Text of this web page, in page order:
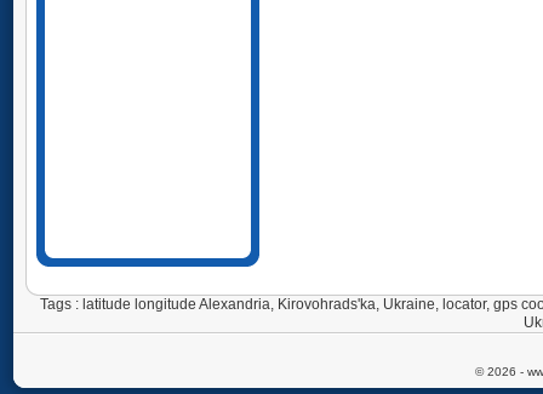
Tags : latitude longitude Alexandria, Kirovohrads'ka, Ukraine, locator, gps
© 2026 -